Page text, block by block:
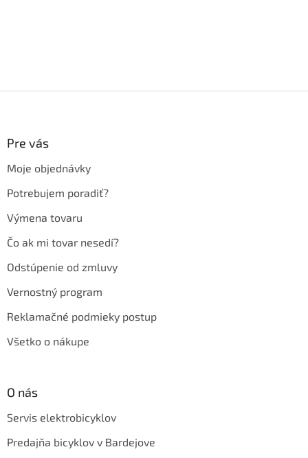
Pre vás
Moje objednávky
Potrebujem poradiť?
Výmena tovaru
Čo ak mi tovar nesedí?
Odstúpenie od zmluvy
Vernostný program
Reklamačné podmieky postup
Všetko o nákupe
O nás
Servis elektrobicyklov
Predajňa bicyklov v Bardejove